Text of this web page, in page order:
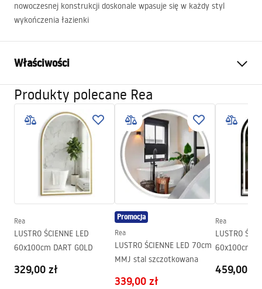
nowoczesnej konstrukcji doskonale wpasuje się w każdy styl
wykończenia łazienki
Właściwości
Kolor:
Antyczny brąz
Metal
Sposób montażu:
Przykręcany
Szerokość (mm):
650
mm
Wysokość (mm):
55mm
Głębokość (mm):
75mm
Seria:
Retro
Gwarancja
24 miesiące
Produkty polecane Rea
Rea
LUSTRO ŚCIENNE LED
60x100cm DART GOLD
329,00 zł
Promocja
Rea
LUSTRO ŚCIENNE LED 70cm
MMJ stal szczotkowana
339,00 zł
Rea
LUSTRO
60x100cm
459,00 zł